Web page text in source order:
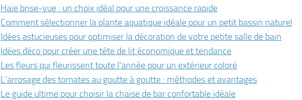
Haie brise-vue : un choix idéal pour une croissance rapide
Comment sélectionner la plante aquatique idéale pour un petit bassin naturel
Idées astucieuses pour optimiser la décoration de votre petite salle de bain
Idées déco pour créer une tête de lit économique et tendance
Les fleurs qui fleurissent toute l'année pour un extérieur coloré
L'arrosage des tomates au goutte à goutte : méthodes et avantages
Le guide ultime pour choisir la chaise de bar confortable idéale